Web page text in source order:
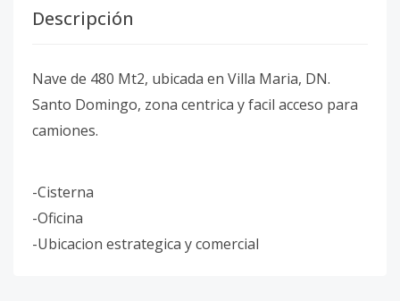
Descripción
Nave de 480 Mt2, ubicada en Villa Maria, DN.
Santo Domingo, zona centrica y facil acceso para
camiones.
-Cisterna
-Oficina
-Ubicacion estrategica y comercial